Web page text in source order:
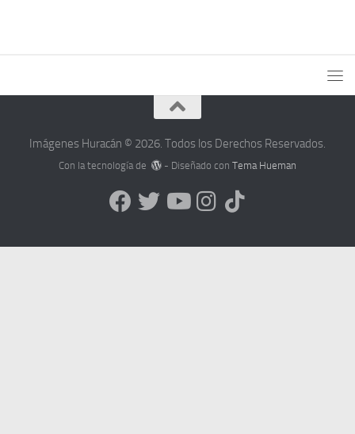
Imágenes Huracán © 2026. Todos los Derechos Reservados.
Con la tecnología de - Diseñado conTema Hueman